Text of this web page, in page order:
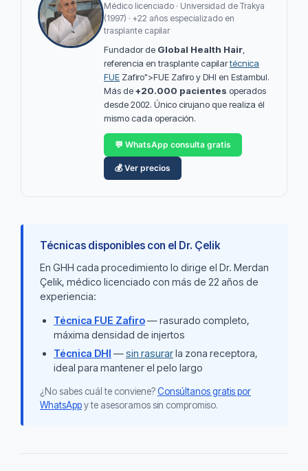
Médico licenciado · Universidad de Trakya
(1997) · +22 años especializado en
trasplante capilar
Fundador de Global Health Hair,
referencia en trasplante capilartécnica
FUE Zafiro">FUE Zafiro y DHI en Estambul.
Más de+20.000 pacientes operados
desde 2002. Único cirujano que realiza él
mismo cada operación.
💬 WhatsApp consulta gratis
💰 Ver precios
Técnicas disponibles con el Dr. Çelik
En GHH cada procedimiento lo dirige el Dr. Merdan
Çelik, médico licenciado con más de 22 años de
experiencia:
Técnica FUE Zafiro— rasurado completo,
máxima densidad de injertos
Técnica DHI —sin rasurarla zona receptora,
ideal para mantener el pelo largo
¿No sabes cuál te conviene?Consúltanos gratis por
WhatsAppy te asesoramos sin compromiso.